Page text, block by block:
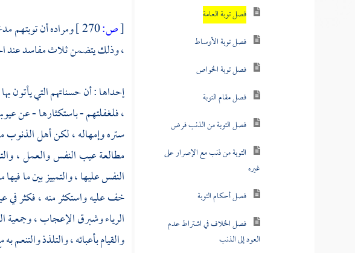
فصل توبة العامة
فصل توبة الأوساط
فصل توبة الخواص
فصل مقام التوبة
فصل التوبة من الذنب فرض
التوبة من ذنب مع الإصرار على
غيره
فصل أحكام التوبة
فصل الخلاف في اشتراط عدم
العود إلى الذنب
[ص:270 ]
ومراده أن توبتهم
، وذلك يتضمن ثلاث مفاسد عند
إحداها : أن حسناتهم التي يأتون
، فلغفلتهم - باستكثارها - عن
ستره وإمهاله ، لكن أهل
مطالعة عيب النفس والعمل ،
النفس عليها ، والتمييز بين ما
خف عليه واستكثر منه ، فكثر في
الرياء وشبرق الإعجاب ، وجمعية
والقيام بأعبائه ، والتلذذ والتنعم